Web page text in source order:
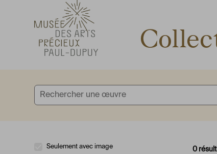
Accèder directement au contenu
Accèder directement au contenu
Seulement avec image 0